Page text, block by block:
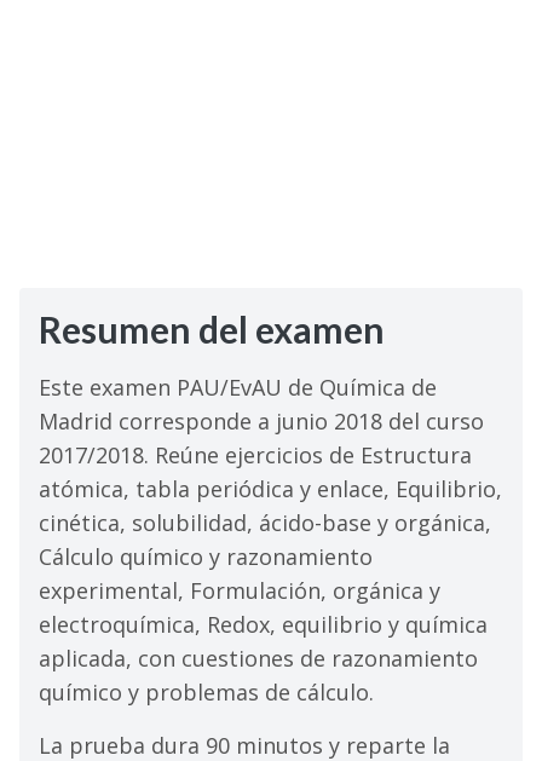
Resumen del examen
Este examen PAU/EvAU de Química de
Madrid corresponde a junio 2018 del curso
2017/2018. Reúne ejercicios de Estructura
atómica, tabla periódica y enlace, Equilibrio,
cinética, solubilidad, ácido-base y orgánica,
Cálculo químico y razonamiento
experimental, Formulación, orgánica y
electroquímica, Redox, equilibrio y química
aplicada, con cuestiones de razonamiento
químico y problemas de cálculo.
La prueba dura 90 minutos y reparte la